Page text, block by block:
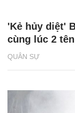
QUÂN SỰ
'Kẻ hủy diệt'
cùng lúc 2